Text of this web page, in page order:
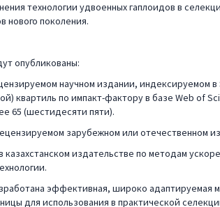
технологии удвоенных гаплоидов в
нового поколения.
опубликованы:
научном издании, индексируемом в
квартиль по импакт-фактору в базе Web of
65 (шестидесяти пяти).
зарубежном или отечественном
издательстве по методам
эффективная, широко адаптируемая
для использования в практической